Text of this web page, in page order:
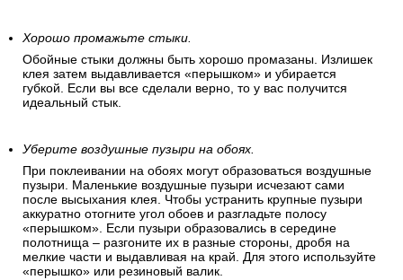
Хорошо промажьте стыки.
Обойные стыки должны быть хорошо промазаны. Излишек
клея затем выдавливается «перышком» и убирается
губкой. Если вы все сделали верно, то у вас получится
идеальный стык.
Уберите воздушные пузыри на обоях.
При поклеивании на обоях могут образоваться воздушные
пузыри. Маленькие воздушные пузыри исчезают сами
после высыхания клея. Чтобы устранить крупные пузыри
аккуратно отогните угол обоев и разгладьте полосу
«перышком». Если пузыри образовались в середине
полотнища – разгоните их в разные стороны, дробя на
мелкие части и выдавливая на край. Для этого используйте
«перышко» или резиновый валик.